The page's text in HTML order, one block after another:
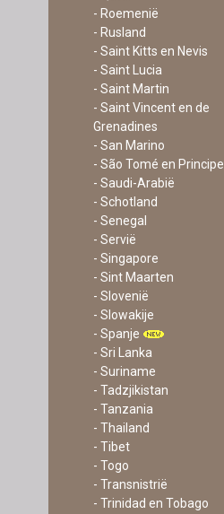
- Roemenië
- Rusland
- Saint Kitts en Nevis
- Saint Lucia
- Saint Martin
- Saint Vincent en de
Grenadines
- San Marino
- São Tomé en Principe
- Saudi-Arabië
- Schotland
- Senegal
- Servië
- Singapore
- Sint Maarten
- Slovenië
- Slowakije
- Spanje
- Sri Lanka
- Suriname
- Tadzjikistan
- Tanzania
- Thailand
- Tibet
- Togo
- Transnistrië
- Trinidad en Tobago